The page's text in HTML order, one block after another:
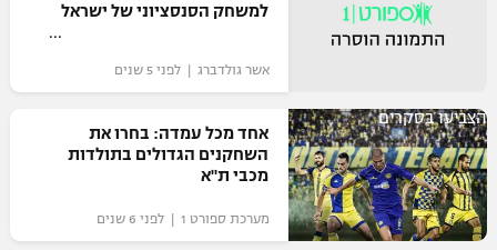
ליגה לאומית
גביע הטוטו
ליגיונרים
ליגת האלופות
ליגה אירופית
ליגה אנגלית
כדורסל ישראלי
ליגת ווינר סל
כדורסל עולמי
למשחק הסנסציוני של ישראל
אשר גולדברג | לפני 5 שנים
הצביעו בסקרים
אחד מכל עמדה: בחרו את
השחקנים הגדולים בתולדות
מכבי ת"א
מערכת ספורט 1 | לפני 6 שנים